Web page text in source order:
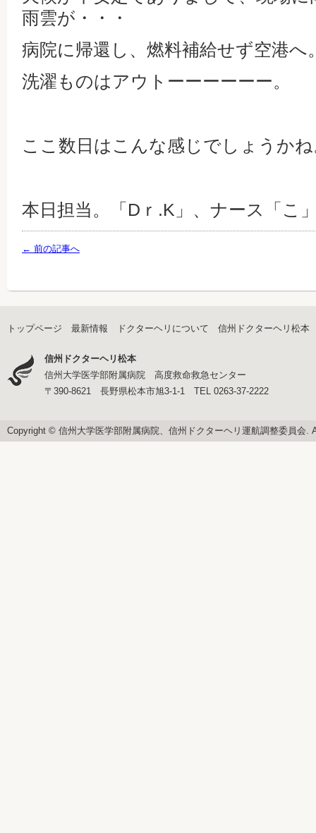
雨雲が・・・
病院に帰還し、燃料補給せず空港へ
洗濯ものはアウトーーーーーー。
ここ数日はこんな感じでしょうか
本日担当。「Dｒ.K」、ナース「こ
← 前の記事へ
トップページ 最新情報 ドクターヘリについて 信州ドクターヘリ松本
信州ドクターヘリ松本
信州大学医学部附属病院 高度救命救急センター
〒390-8621 長野県松本市旭3-1-1 TEL 0263-37-2222
Copyright © 信州大学医学部附属病院、信州ドクターヘリ運航調整委員会.